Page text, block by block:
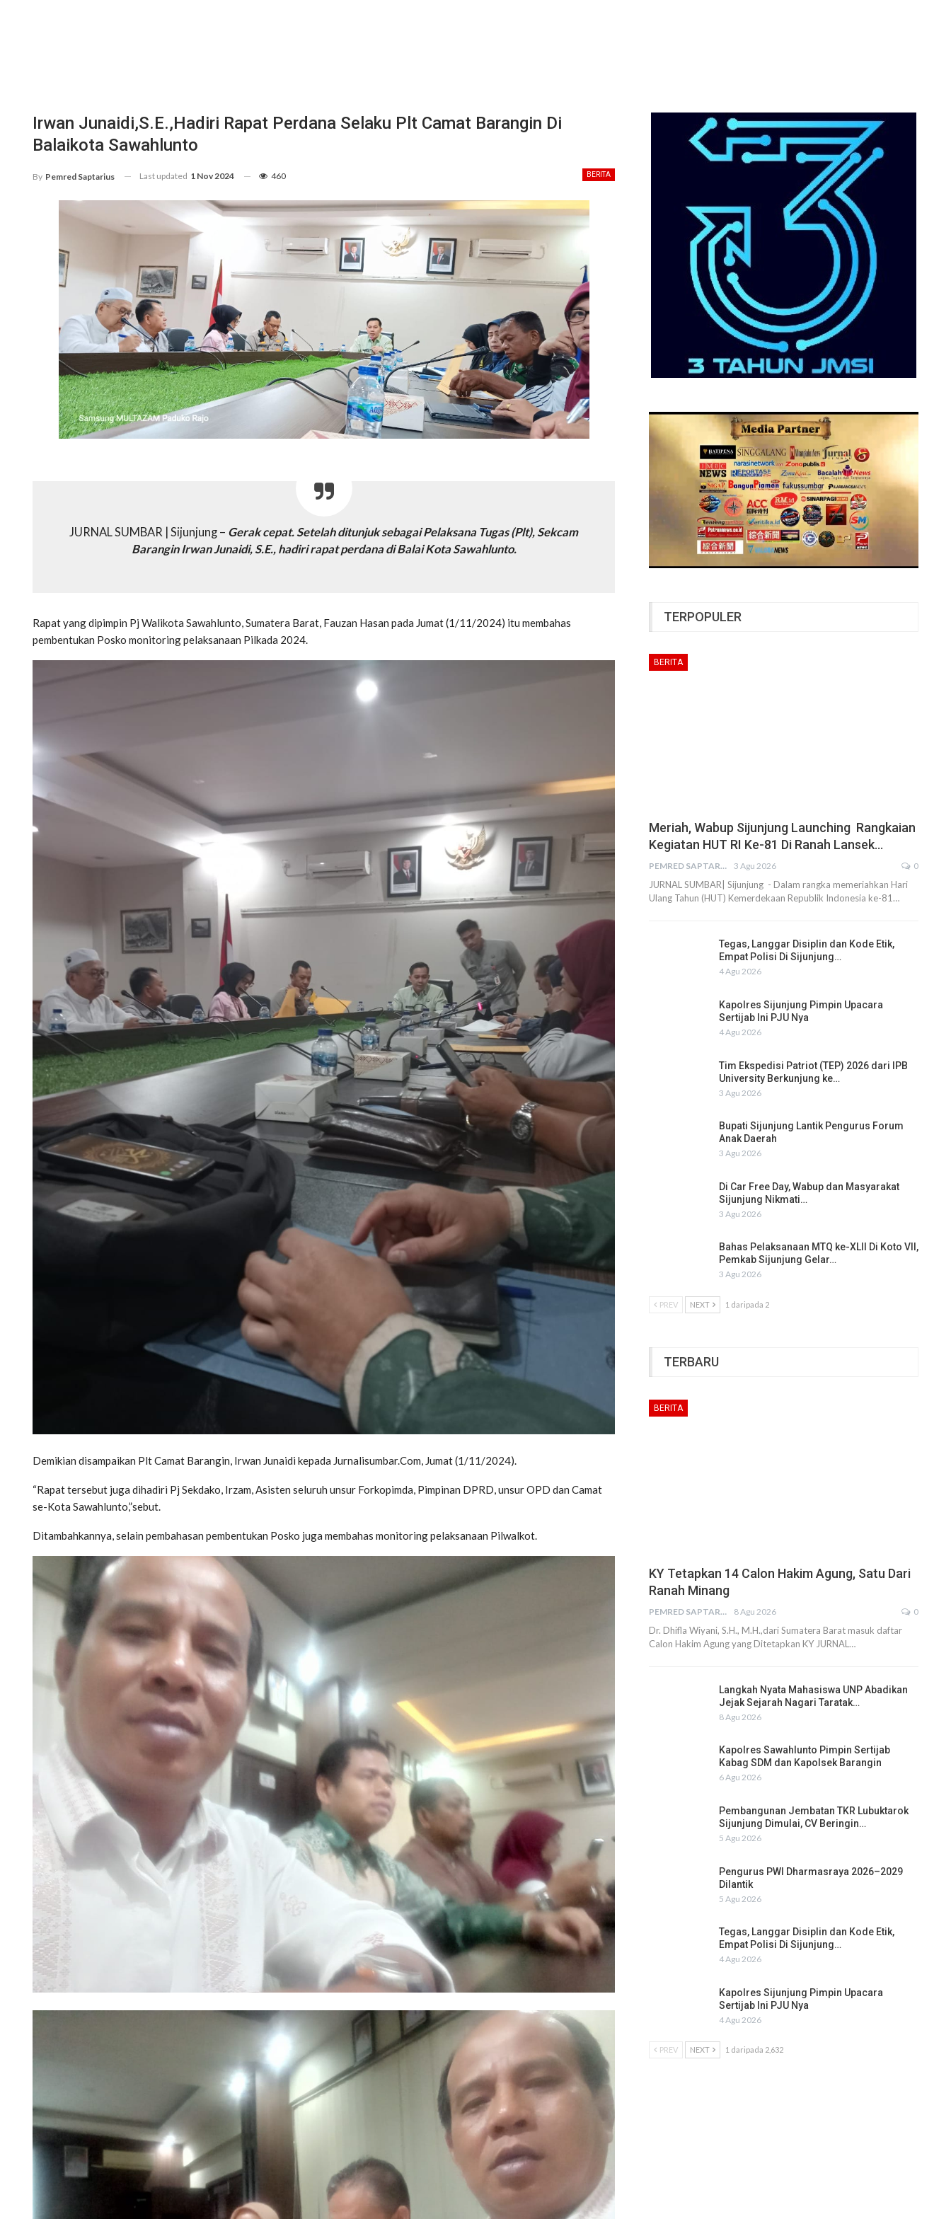
Irwan Junaidi,S.E.,Hadiri Rapat Perdana Selaku Plt Camat Barangin Di
Balaikota Sawahlunto
BERITA
By Pemred Saptarius Last updated 1 Nov 2024 460
JURNAL SUMBAR | Sijunjung – Gerak cepat. Setelah ditunjuk sebagai Pelaksana Tugas (Plt), Sekcam
Barangin Irwan Junaidi, S.E., hadiri rapat perdana di Balai Kota Sawahlunto.
Rapat yang dipimpin Pj Walikota Sawahlunto, Sumatera Barat, Fauzan Hasan pada Jumat (1/11/2024) itu membahas
pembentukan Posko monitoring pelaksanaan Pilkada 2024.
Demikian disampaikan Plt Camat Barangin, Irwan Junaidi kepada Jurnalisumbar.Com, Jumat (1/11/2024).
“Rapat tersebut juga dihadiri Pj Sekdako, Irzam, Asisten seluruh unsur Forkopimda, Pimpinan DPRD, unsur OPD dan Camat
se-Kota Sawahlunto,”sebut.
Ditambahkannya, selain pembahasan pembentukan Posko juga membahas monitoring pelaksanaan Pilwalkot.
TERPOPULER
BERITA
Meriah, Wabup Sijunjung Launching Rangkaian
Kegiatan HUT RI Ke-81 Di Ranah Lansek…
PEMRED SAPTARIUS 3 Agu 2026 0
JURNAL SUMBAR| Sijunjung - Dalam rangka memeriahkan Hari
Ulang Tahun (HUT) Kemerdekaan Republik Indonesia ke-81…
Tegas, Langgar Disiplin dan Kode Etik,
Empat Polisi Di Sijunjung…
4 Agu 2026
Kapolres Sijunjung Pimpin Upacara
Sertijab Ini PJU Nya
4 Agu 2026
Tim Ekspedisi Patriot (TEP) 2026 dari IPB
University Berkunjung ke…
3 Agu 2026
Bupati Sijunjung Lantik Pengurus Forum
Anak Daerah
3 Agu 2026
Di Car Free Day, Wabup dan Masyarakat
Sijunjung Nikmati…
3 Agu 2026
Bahas Pelaksanaan MTQ ke-XLII Di Koto VII,
Pemkab Sijunjung Gelar…
3 Agu 2026
PREV NEXT 1 daripada 2
TERBARU
BERITA
KY Tetapkan 14 Calon Hakim Agung, Satu Dari
Ranah Minang
PEMRED SAPTARIUS 8 Agu 2026 0
Dr. Dhifla Wiyani, S.H., M.H.,dari Sumatera Barat masuk daftar
Calon Hakim Agung yang Ditetapkan KY JURNAL…
Langkah Nyata Mahasiswa UNP Abadikan
Jejak Sejarah Nagari Taratak…
8 Agu 2026
Kapolres Sawahlunto Pimpin Sertijab
Kabag SDM dan Kapolsek Barangin
6 Agu 2026
Pembangunan Jembatan TKR Lubuktarok
Sijunjung Dimulai, CV Beringin…
5 Agu 2026
Pengurus PWI Dharmasraya 2026–2029
Dilantik
5 Agu 2026
Tegas, Langgar Disiplin dan Kode Etik,
Empat Polisi Di Sijunjung…
4 Agu 2026
Kapolres Sijunjung Pimpin Upacara
Sertijab Ini PJU Nya
4 Agu 2026
PREV NEXT 1 daripada 2,632